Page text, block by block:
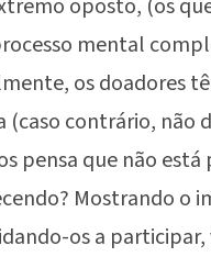
oposto, (os
mental
os doadores
(caso contrário, não
pensa que não está
Mostrando o
os a